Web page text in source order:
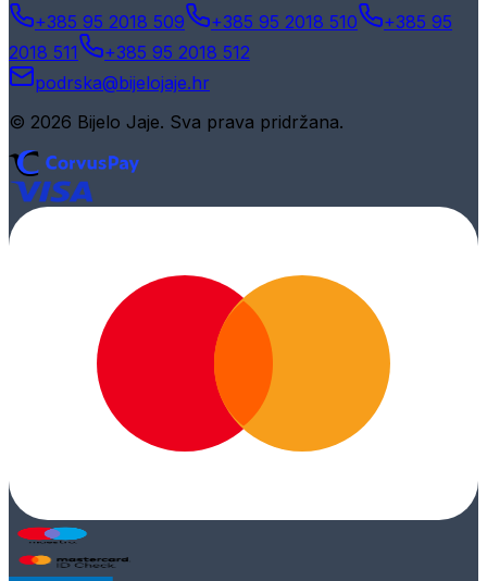
+385 95 2018 509 +385 95 2018 510
+385 95
2018 511
+385 95 2018 512
podrska@bijelojaje.hr
© 2026 Bijelo Jaje. Sva prava pridržana.